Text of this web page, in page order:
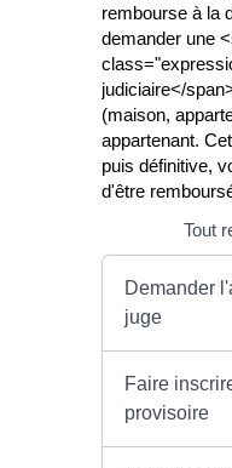
rembourse à la
demander une
judiciaire</
(maison,
appartenant.
puis définitive,
d'être
Tout
Demander
juge
Faire
provisoire